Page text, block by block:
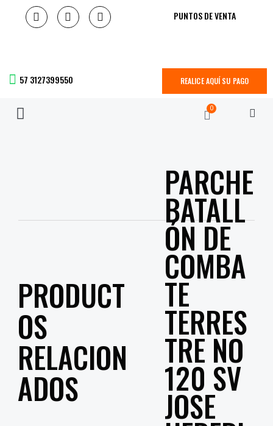
PUNTOS DE VENTA
57 3127399550 REALICE AQUÍ SU PAGO
0
PARCHE
BATALL
ÓN DE
COMBA
TE
TERRES
TRE NO
120 SV
JOSE
PRODUCT
OS
RELACION
ADOS